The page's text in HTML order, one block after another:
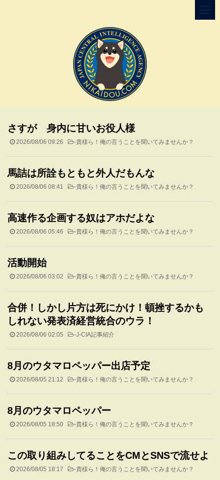
さすが 身内に甘いお役人様
2026/08/06 09:26 -貴様ら！俺の言うことを聞いてみませんか？
馬詰は所詮もともと外人だもんな
2026/08/06 08:41 -貴様ら！俺の言うことを聞いてみませんか？
高速作る企画する奴はアホだよな
2026/08/06 05:46 -貴様ら！俺の言うことを聞いてみませんか？
活動開始
2026/08/06 03:02 -貴様ら！俺の言うことを聞いてみませんか？
合併！しかし片方は死にかけ！頓挫するかも
しれない発表済経営統合のウラ！
2026/08/06 02:05 -J-CIA記事紹介
8月のウタマロペッパー出店予定
2026/08/05 21:12 -貴様ら！俺の言うことを聞いてみませんか？
8月のウタマロペッパー
2026/08/05 18:50 -貴様ら！俺の言うことを聞いてみませんか？
この取り組みしてることをCMとSNSで流せよ
2026/08/05 18:17 -貴様ら！俺の言うことを聞いてみませんか？